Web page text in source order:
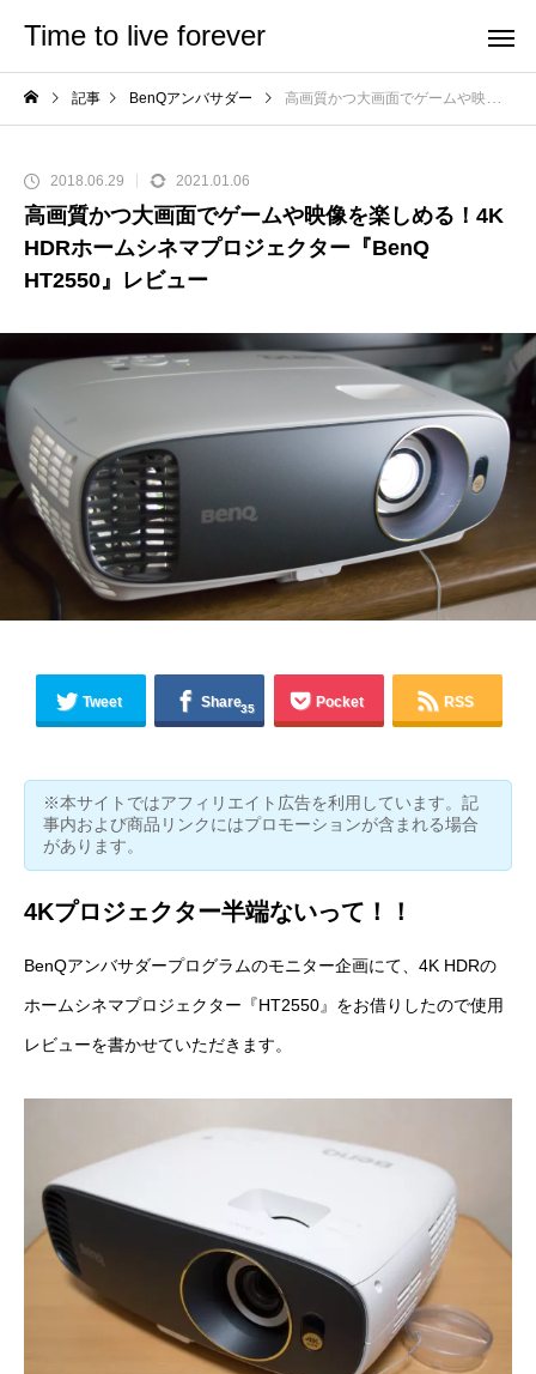
Time to live forever
記事 BenQアンバサダー 高画質かつ大画面でゲームや映像を楽しめる！4K HDRホームシネマプロジェクター『BenQ HT2550』レビュー
2018.06.29 2021.01.06
高画質かつ大画面でゲームや映像を楽しめる！4K
HDRホームシネマプロジェクター『BenQ
HT2550』レビュー
Tweet Share35 Pocket RSS
※本サイトではアフィリエイト広告を利用しています。記
事内および商品リンクにはプロモーションが含まれる場合
があります。
4Kプロジェクター半端ないって！！
BenQアンバサダープログラムのモニター企画にて、4K HDRの
ホームシネマプロジェクター『HT2550』をお借りしたので使用
レビューを書かせていただきます。